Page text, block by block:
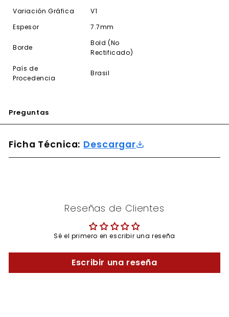
Variación Gráfica
V1
Espesor
7.7mm
Borde
Bold (No
Rectificado)
País de
Procedencia
Brasil
Preguntas
Ficha Técnica: Descargar
Reseñas de Clientes
Sé el primero en escribir una reseña
Escribir una reseña